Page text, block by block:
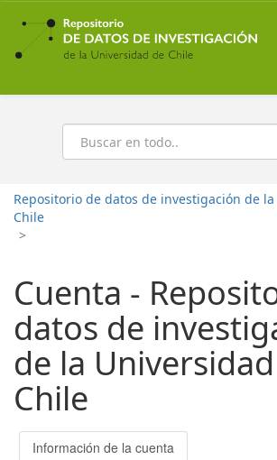
Ir
contenido
principal
Buscar
Repositorio de datos de investigación de
Chile
>
Cuenta -
datos de
de la
Chile
Información de la cuenta